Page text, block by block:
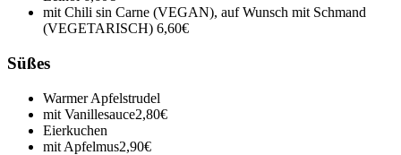
mit Chili sin Carne (VEGAN), auf Wunsch mit Schmand
(VEGETARISCH) 6,60€
Süßes
Warmer Apfelstrudel
mit Vanillesauce2,80€
Eierkuchen
mit Apfelmus2,90€